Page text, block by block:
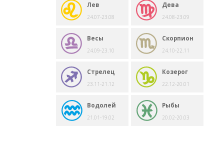
Лев
24.07-23.08
Дева
24.08-23.09
Весы
24.09-23.10
Скорпион
24.10-22.11
Стрелец
23.11-21.12
Козерог
22.12-20.01
Водолей
21.01-19.02
Рыбы
20.02-20.03